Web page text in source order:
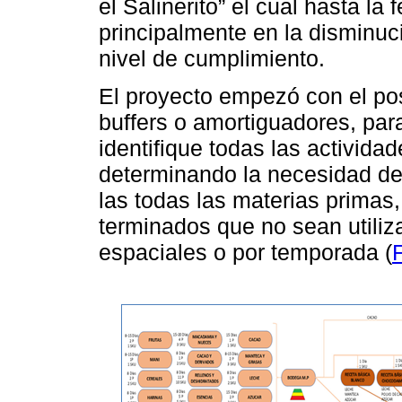
el Salinerito” el cual hasta la
principalmente en la
nivel de cumplimiento.
El proyecto empezó con el
buffers o amortiguadores,
identifique todas las
determinando la necesidad
las todas las materias
terminados que no sean
espaciales o por temporada (